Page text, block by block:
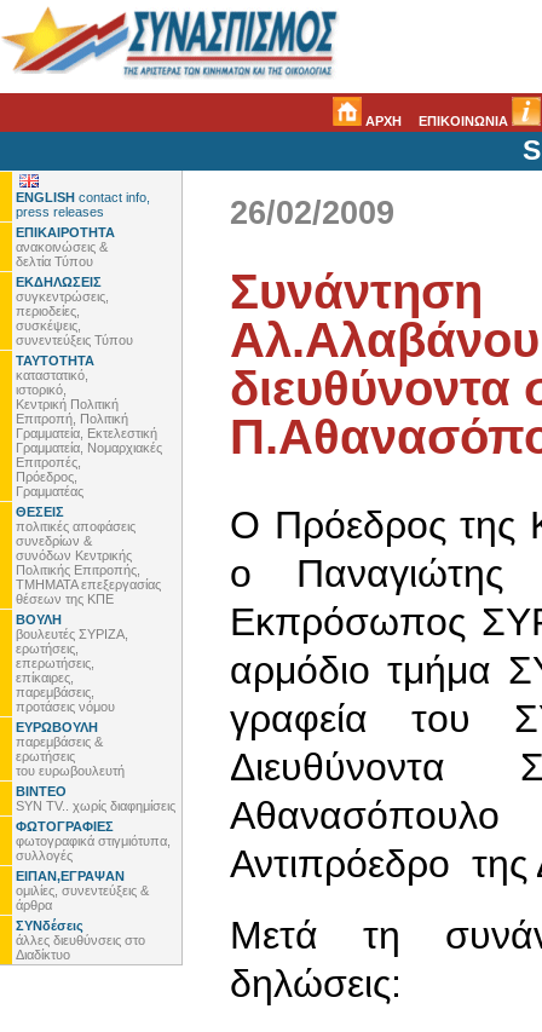
ΑΡΧΗ ΕΠΙΚΟΙΝΩΝΙΑ
ENGLISH contact info,
press releases
ΕΠΙΚΑΙΡΟΤΗΤΑ
ανακοινώσεις &
δελτία Τύπου
ΕΚΔΗΛΩΣΕΙΣ
συγκεντρώσεις,
περιοδείες,
συσκέψεις,
συνεντεύξεις Τύπου
ΤΑΥΤΟΤΗΤΑ
καταστατικό,
ιστορικό,
Κεντρική Πολιτική
Επιτροπή, Πολιτική
Γραμματεία, Εκτελεστική
Γραμματεία, Νομαρχιακές
Επιτροπές,
Πρόεδρος,
Γραμματέας
ΘΕΣΕΙΣ
πολιτικές αποφάσεις
συνεδρίων &
συνόδων Κεντρικής
Πολιτικής Επιτροπής,
ΤΜΗΜΑΤΑ επεξεργασίας
θέσεων της ΚΠΕ
ΒΟΥΛΗ
βουλευτές ΣΥΡΙΖΑ,
ερωτήσεις,
επερωτήσεις,
επίκαιρες,
παρεμβάσεις,
προτάσεις νόμου
ΕΥΡΩΒΟΥΛΗ
παρεμβάσεις &
ερωτήσεις
του ευρωβουλευτή
ΒΙΝΤΕΟ
SYN TV.. χωρίς διαφημίσεις
ΦΩΤΟΓΡΑΦΙΕΣ
φωτογραφικά στιγμιότυπα,
συλλογές
ΕΙΠΑΝ,ΕΓΡΑΨΑΝ
ομιλίες, συνεντεύξεις &
άρθρα
ΣΥΝδέσεις
άλλες διευθύνσεις στο
Διαδίκτυο
26/02/2009
Συνάντηση
Ο Πρόεδρος της
ο Παναγιώτης
Εκπρόσωπος
αρμόδιο τμήμα
γραφεία του
Αντιπρόεδρο
Μετά τη
δηλώσεις: